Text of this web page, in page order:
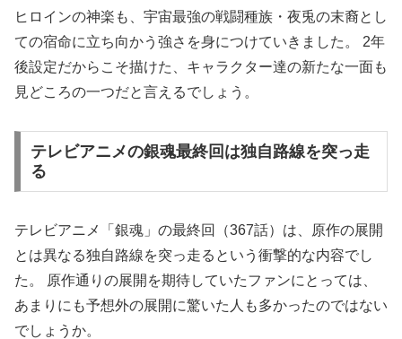
ヒロインの神楽も、宇宙最強の戦闘種族・夜兎の末裔とし
ての宿命に立ち向かう強さを身につけていきました。 2年
後設定だからこそ描けた、キャラクター達の新たな一面も
見どころの一つだと言えるでしょう。
テレビアニメの銀魂最終回は独自路線を突っ走
る
テレビアニメ「銀魂」の最終回（367話）は、原作の展開
とは異なる独自路線を突っ走るという衝撃的な内容でし
た。 原作通りの展開を期待していたファンにとっては、
あまりにも予想外の展開に驚いた人も多かったのではない
でしょうか。